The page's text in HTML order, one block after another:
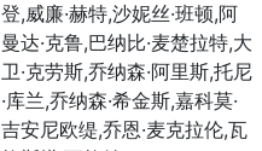
登,威廉·赫特,沙妮丝·班顿,阿
曼达·克鲁,巴纳比·麦楚拉特,大
卫·克劳斯,乔纳森·阿里斯,托尼
·库兰,乔纳森·希金斯,嘉科莫·
吉安尼欧缇,乔恩·麦克拉伦,瓦